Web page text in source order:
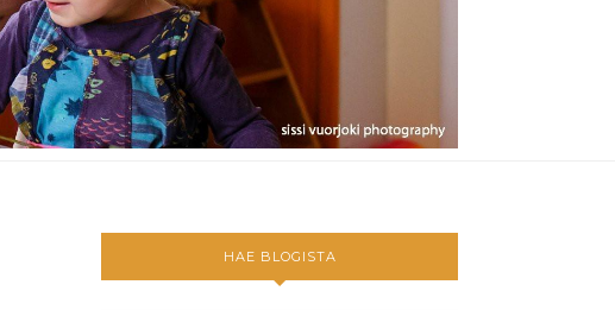
HAE BLOGISTA